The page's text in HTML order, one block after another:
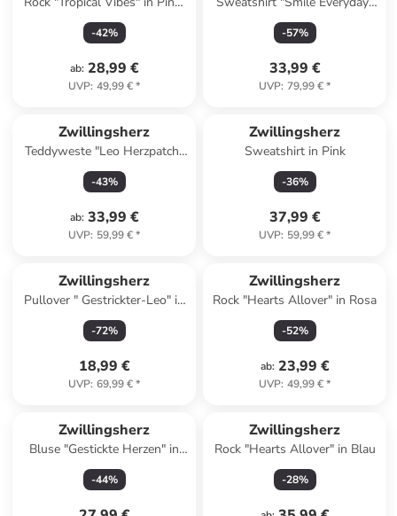
Orange
-42%
ab: 28,99 €
UVP: 49,99 €*
in Hellblau
-57%
33,99 €
UVP: 79,99 €*
Zwillingsherz
Teddyweste "Leo Herzpatch"
in Beige
-43%
ab: 33,99 €
UVP: 59,99 €*
Zwillingsherz
Sweatshirt in Pink
-36%
37,99 €
UVP: 59,99 €*
Zwillingsherz
Pullover " Gestrickter-Leo" in
Beige
-72%
18,99 €
UVP: 69,99 €*
Zwillingsherz
Rock "Hearts Allover" in Rosa
-52%
ab: 23,99 €
UVP: 49,99 €*
Zwillingsherz
Bluse "Gestickte Herzen" in
Dunkelblau
-44%
Zwillingsherz
Rock "Hearts Allover" in Blau
-28%